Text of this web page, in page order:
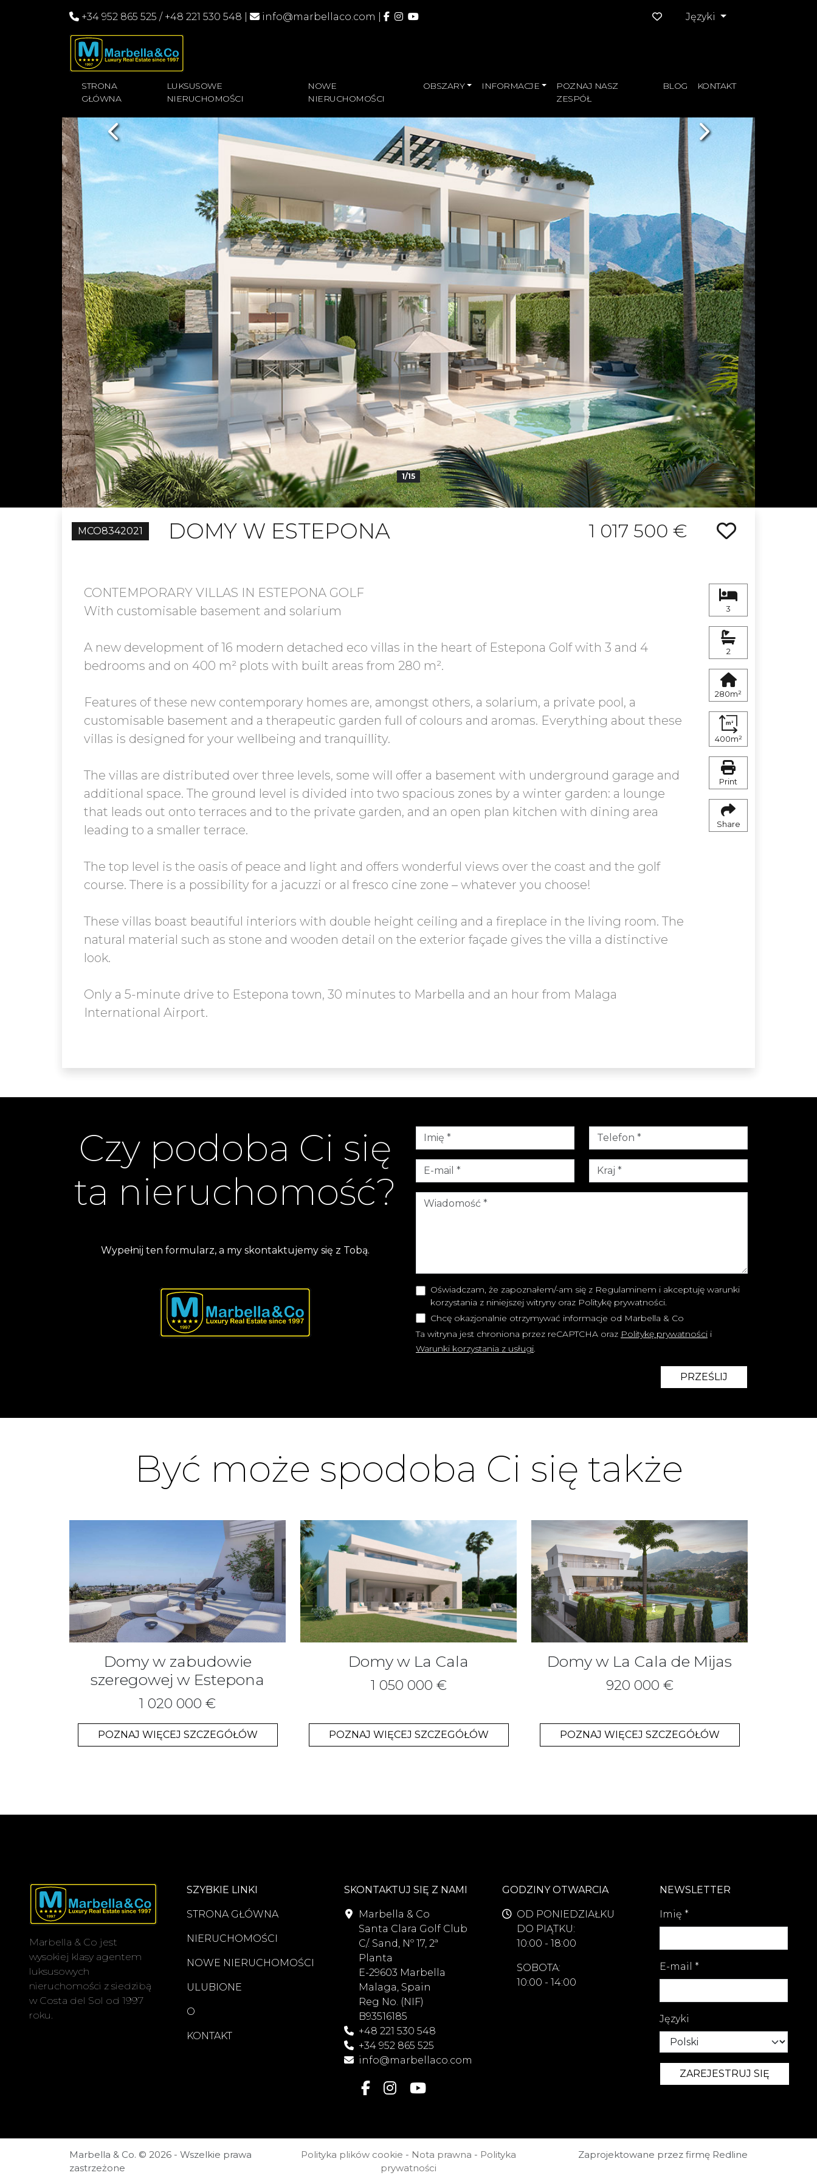
+34 952 865 525 / +48 221 530 548 info@marbellaco.com Języki
STRONA
GŁÓWNA
LUKSUSOWE
NIERUCHOMOŚCI
NOWE
NIERUCHOMOŚCI
OBSZARY INFORMACJE
POZNAJ NASZ
ZESPÓŁ
BLOG KONTAKT
1/15
Previous Next
MCO8342021 DOMY W ESTEPONA 1 017 500 €
CONTEMPORARY VILLAS IN ESTEPONA GOLF
With customisable basement and solarium
A new development of 16 modern detached eco villas in the heart of Estepona Golf with 3 and 4
bedrooms and on 400 m² plots with built areas from 280 m².
Features of these new contemporary homes are, amongst others, a solarium, a private pool, a
customisable basement and a therapeutic garden full of colours and aromas. Everything about these
villas is designed for your wellbeing and tranquillity.
The villas are distributed over three levels, some will offer a basement with underground garage and
additional space. The ground level is divided into two spacious zones by a winter garden: a lounge
that leads out onto terraces and to the private garden, and an open plan kitchen with dining area
leading to a smaller terrace.
The top level is the oasis of peace and light and offers wonderful views over the coast and the golf
course. There is a possibility for a jacuzzi or al fresco cine zone – whatever you choose!
These villas boast beautiful interiors with double height ceiling and a fireplace in the living room. The
natural material such as stone and wooden detail on the exterior façade gives the villa a distinctive
look.
Only a 5-minute drive to Estepona town, 30 minutes to Marbella and an hour from Malaga
International Airport.
3
2
280m²
400m²
Print
Share
Czy podoba Ci się
ta nieruchomość?
Wypełnij ten formularz, a my skontaktujemy się z Tobą.
Oświadczam, że zapoznałem/-am się z Regulaminem i akceptuję warunki
korzystania z niniejszej witryny oraz Politykę prywatności.
Chcę okazjonalnie otrzymywać informacje od Marbella & Co
Ta witryna jest chroniona przez reCAPTCHA oraz Politykę prywatności i
Warunki korzystania z usługi.
PRZEŚLIJ
Być może spodoba Ci się także
Domy w zabudowie
szeregowej w Estepona
1 020 000 €
POZNAJ WIĘCEJ SZCZEGÓŁÓW
Domy w La Cala
1 050 000 €
POZNAJ WIĘCEJ SZCZEGÓŁÓW
Domy w La Cala de Mijas
920 000 €
POZNAJ WIĘCEJ SZCZEGÓŁÓW
Marbella & Co jest
wysokiej klasy agentem
luksusowych
nieruchomości z siedzibą
w Costa del Sol od 1997
roku.
SZYBKIE LINKI
STRONA GŁÓWNA
NIERUCHOMOŚCI
NOWE NIERUCHOMOŚCI
ULUBIONE
O
KONTAKT
SKONTAKTUJ SIĘ Z NAMI
Marbella & Co
Santa Clara Golf Club
C/. Sand, Nº 17, 2ª
Planta
E-29603 Marbella
Malaga, Spain
Reg No. (NIF)
B93516185
+48 221 530 548
+34 952 865 525
info@marbellaco.com
GODZINY OTWARCIA
OD PONIEDZIAŁKU
DO PIĄTKU:
10:00 - 18:00
SOBOTA:
10:00 - 14:00
NEWSLETTER
Imię *
E-mail *
Języki
Marbella & Co. © 2026 - Wszelkie prawa
zastrzeżone
Polityka plików cookie - Nota prawna - Polityka
prywatności
Zaprojektowane przez firmę Redline